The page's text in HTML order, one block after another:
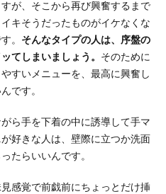
が、そこから再び興奮するまで
キそうだったものがイケなくな
。 そんなタイプの人は、序盤の
てしまいましょう。 そのために
すいメニューを、最高に興奮し
です。
ら手を下着の中に誘導して手マ
好きな人は、壁際に立つか洗面
たらいいんです。
感覚で前戯前にちょっとだけ挿